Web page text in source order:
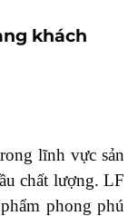
khách
lĩnh vực sản
chất lượng. LF
phong phú